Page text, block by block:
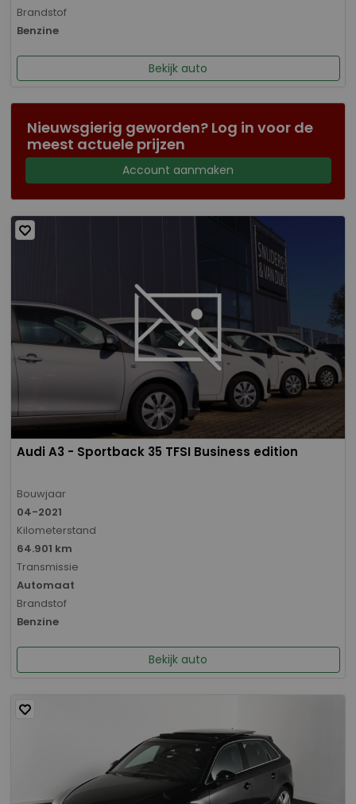
Brandstof
Benzine
Bekijk auto
Nieuwsgierig geworden? Log in voor de
meest actuele prijzen
Account aanmaken
Audi A3 - Sportback 35 TFSI Business edition
Bouwjaar
04-2021
Kilometerstand
64.901 km
Transmissie
Automaat
Brandstof
Benzine
Bekijk auto